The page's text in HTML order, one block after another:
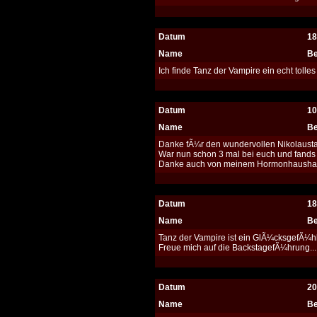
Datum
Name
Ich finde Tanz der Vampire ein echt
Datum
Name
Danke fÃ¼r den wundervollen
War nun schon 3 mal bei euch und
Danke auch von meinem
Datum
Name
Tanz der Vampire ist ein
Freue mich auf die
Datum
Name